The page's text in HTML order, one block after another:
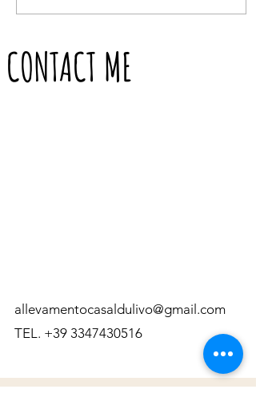
CONTACT ME
allevamentocasaldulivo@gmail.com
TEL. +39 3347430516